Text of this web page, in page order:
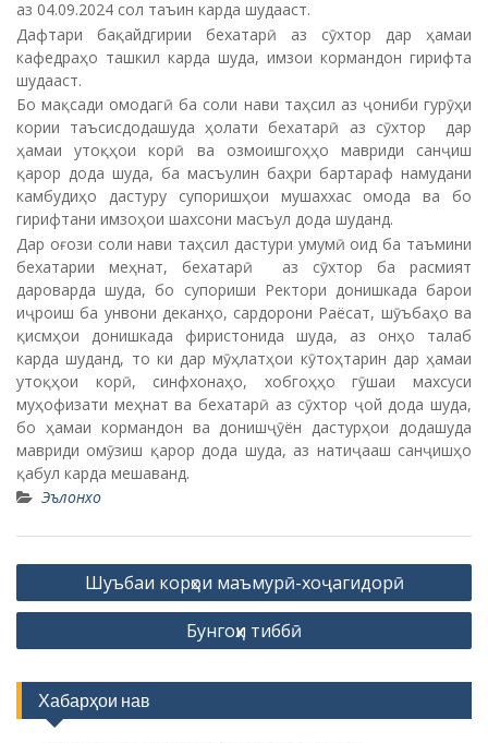
аз 04.09.2024 сол таъин карда шудааст.
Дафтари бақайдгирии бехатарӣ аз сӯхтор дар ҳамаи
кафедраҳо ташкил карда шуда, имзои кормандон гирифта
шудааст.
Бо мақсади омодагӣ ба соли нави таҳсил аз ҷониби гурӯҳи
кории таъсисдодашуда ҳолати бехатарӣ аз сӯхтор дар
ҳамаи утоқҳои корӣ ва озмоишгоҳҳо мавриди санҷиш
қарор дода шуда, ба масъулин баҳри бартараф намудани
камбудиҳо дастуру супоришҳои мушаххас омода ва бо
гирифтани имзоҳои шахсони масъул дода шуданд.
Дар оғози соли нави таҳсил дастури умумӣ оид ба таъмини
бехатарии меҳнат, бехатарӣ аз сӯхтор ба расмият
дароварда шуда, бо супориши Ректори донишкада барои
иҷроиш ба унвони деканҳо, сардорони Раёсат, шӯъбаҳо ва
қисмҳои донишкада фиристонида шуда, аз онҳо талаб
карда шуданд, то ки дар мӯҳлатҳои кӯтоҳтарин дар ҳамаи
утоқҳои корӣ, синфхонаҳо, хобгоҳҳо гӯшаи махсуси
муҳофизати меҳнат ва бехатарӣ аз сӯхтор ҷой дода шуда,
бо ҳамаи кормандон ва донишҷӯён дастурҳои додашуда
мавриди омӯзиш қарор дода шуда, аз натиҷааш санҷишҳо
қабул карда мешаванд.
Эълонхо
P
o
Шуъбаи корҳои маъмурӣ-хоҷагидорӣ
Бунгоҳи тиббӣ
Хабарҳои нав